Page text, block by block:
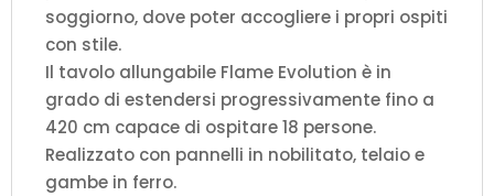
soggiorno, dove poter accogliere i propri ospiti
con stile.
Il tavolo allungabile Flame Evolution è in
grado di estendersi progressivamente fino a
420 cm capace di ospitare 18 persone.
Realizzato con pannelli in nobilitato, telaio e
gambe in ferro.